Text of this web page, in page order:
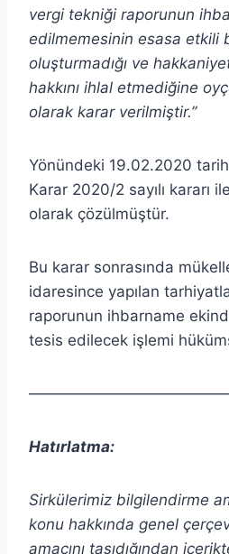
vergi tekniği raporunun
edilmemesinin esasa etkili
oluşturmadığı ve
hakkını ihlal etmediğine
olarak karar verilmiştir.”
Yönündeki 19.02.2020
Karar 2020/2 sayılı kararı
olarak çözülmüştür.
Bu karar sonrasında
idaresince yapılan
raporunun ihbarname
tesis edilecek işlemi
Hatırlatma:
Sirkülerimiz bilgilendirme
konu hakkında genel
amacını taşıdığından